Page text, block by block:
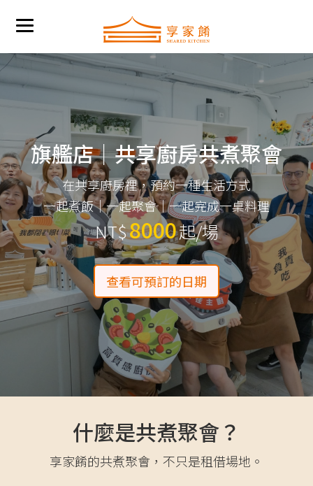
旗艦店｜共享廚房共煮聚會
在共享廚房裡，預約一種生活方式
一起煮飯｜一起聚會｜一起完成一桌料理
NT$8000起/場
查看可預訂的日期
什麼是共煮聚會？
享家餚的共煮聚會，不只是租借場地。